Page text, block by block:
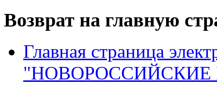
Возврат на главную
Главная страница
"НОВОРОССИЙСКИЕ